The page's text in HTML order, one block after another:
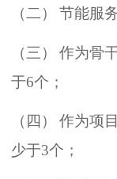
（二） 节能服
（三 ）
作为骨
于6个 ；
（ 四 ）
作为项
少于3个 ；